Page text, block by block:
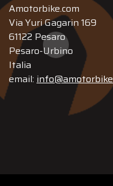
Amotorbike.com
Via Yuri Gagarin 169
61122 Pesaro
Pesaro-Urbino
Italia
email: